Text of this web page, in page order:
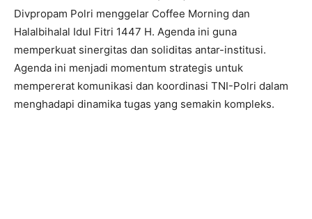
Divpropam Polri menggelar Coffee Morning dan
Halalbihalal Idul Fitri 1447 H. Agenda ini guna
memperkuat sinergitas dan soliditas antar-institusi.
Agenda ini menjadi momentum strategis untuk
mempererat komunikasi dan koordinasi TNI-Polri dalam
menghadapi dinamika tugas yang semakin kompleks.